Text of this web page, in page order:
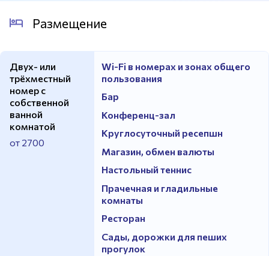
Размещение
Двух- или
трёхместный
номер с
собственной
ванной
комнатой
от 2700
Wi-Fi в номерах и зонах общего
пользования
Бар
Конференц-зал
Круглосуточный ресепшн
Магазин, обмен валюты
Настольный теннис
Прачечная и гладильные
комнаты
Ресторан
Сады, дорожки для пеших
прогулок